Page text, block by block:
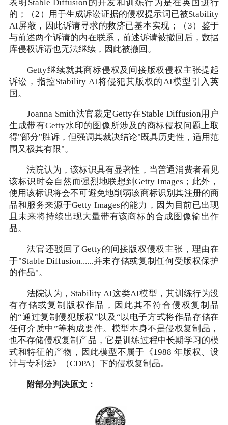
表明Stable Diffusion的开发和训练行为是在英国进行
的；（2）用于生成诉讼证据的侵权提示词已被Stability
AI屏蔽，因此诉请寻求的救济已基本实现；（3）鉴于
与前述两个诉请的内在联系，前述诉请被撤回后，数据
库侵权诉请也无法继续，因此被撤回。
Getty继续就其商标侵权及间接版权侵权主张提起
诉讼，指控Stability AI将侵犯其版权的AI模型引入英
国。
Joanna Smith法官裁定Getty在Stable Diffusion用户
生成带有Getty水印的图像所涉及的商标侵权问题上取
得"部分"胜诉，但强调其裁决结论"既具历史性，适用范
围又极其有限"。
法院认为，该标识具有显著性，当普通消费者看见
该标识时会自然而强烈地联想到Getty Images；此外，
使用该标识将会不可避免地削弱该商标识别其注册的商
品和服务来源于Getty Images的能力，因为目前已出现
且未来将持续出现大量带有该商标的合成图像输出作
品。
法官还驳回了Getty的间接版权侵权主张，理由在
于"Stable Diffusion......并未存储或复制任何受版权保护
的作品"。
法院认为，Stability AI这类AI模型，其训练行为没
有存储或复制版权作品，因此其不符合侵权复制品
的“通过复制侵犯版权”以及“以电子方式将作品存储在
任何介质中”等构成要件。模型本身不是侵权复制品，
也不存储侵权复制产品，它是训练过程中长期学习的模
式和特征的产物，因此模型不属于《1988 年版权、设
计与专利法》（CDPA）下的侵权复制品。
附部分判决原文：